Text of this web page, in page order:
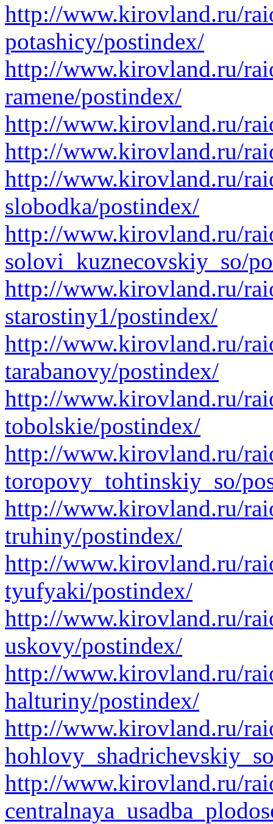
http://www.kirovland.ru/
potashicy/postindex/
http://www.kirovland.ru/
ramene/postindex/
http://www.kirovland.ru/
http://www.kirovland.ru/
http://www.kirovland.ru/
slobodka/postindex/
http://www.kirovland.ru/
solovi_kuznecovskiy_so/
http://www.kirovland.ru/
starostiny1/postindex/
http://www.kirovland.ru/
tarabanovy/postindex/
http://www.kirovland.ru/
tobolskie/postindex/
http://www.kirovland.ru/
toropovy_tohtinskiy_so/
http://www.kirovland.ru/
truhiny/postindex/
http://www.kirovland.ru/
tyufyaki/postindex/
http://www.kirovland.ru/
uskovy/postindex/
http://www.kirovland.ru/
halturiny/postindex/
http://www.kirovland.ru/
http://www.kirovland.ru/